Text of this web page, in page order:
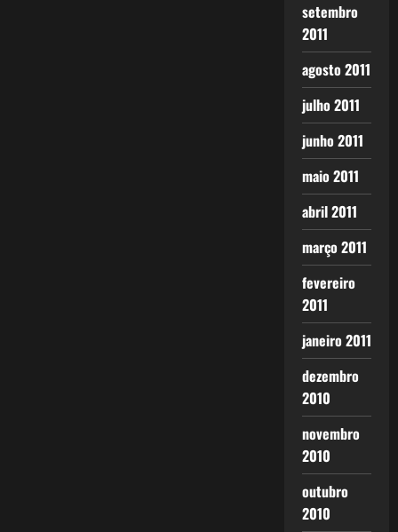
setembro
2011
agosto 2011
julho 2011
junho 2011
maio 2011
abril 2011
março 2011
fevereiro
2011
janeiro 2011
dezembro
2010
novembro
2010
outubro
2010